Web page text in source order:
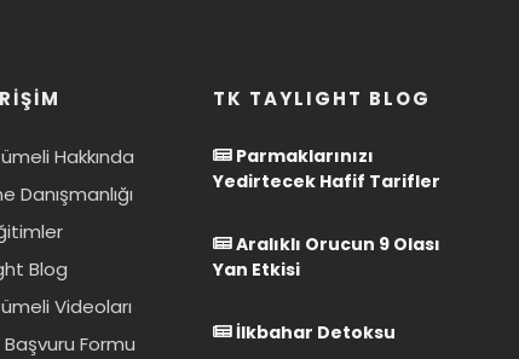
Hakkında
Danışmanlığı
Blog
Videoları
Formu
TK TAYLIGHT BLOG
Parmaklarınızı
Yedirtecek Hafif Tarifler
Aralıklı Orucun 9 Olası
Yan Etkisi
İlkbahar Detoksu